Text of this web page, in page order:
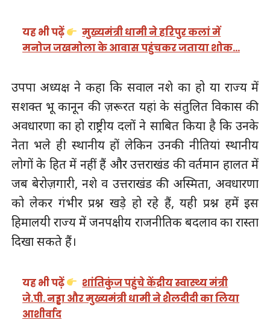
यह भी पढ़ें
मुख्यमंत्री धामी ने हरिपुर कलां में
मनोज जखमोला के आवास पहुंचकर जताया शोक…
उपपा अध्यक्ष ने कहा कि सवाल नशे का हो या राज्य में
सशक्त भू कानून की ज़रूरत यहां के संतुलित विकास की
अवधारणा का हो राष्ट्रीय दलों ने साबित किया है कि उनके
नेता भले ही स्थानीय हों लेकिन उनकी नीतियां स्थानीय
लोगों के हित में नहीं हैं और उत्तराखंड की वर्तमान हालत में
जब बेरोज़गारी, नशे व उत्तराखंड की अस्मिता, अवधारणा
को लेकर गंभीर प्रश्न खड़े हो रहे हैं, यही प्रश्न हमें इस
हिमालयी राज्य में जनपक्षीय राजनीतिक बदलाव का रास्ता
दिखा सकते हैं।
यह भी पढ़ें
शांतिकुंज पहुंचे केंद्रीय स्वास्थ्य मंत्री
जे.पी. नड्डा और मुख्यमंत्री धामी ने शैलदीदी का लिया
आशीर्वाद